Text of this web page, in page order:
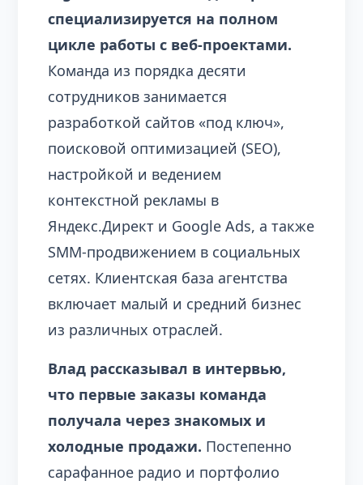
специализируется на полном
цикле работы с веб-проектами.
Команда из порядка десяти
сотрудников занимается
разработкой сайтов «под ключ»,
поисковой оптимизацией (SEO),
настройкой и ведением
контекстной рекламы в
Яндекс.Директ и Google Ads, а также
SMM-продвижением в социальных
сетях. Клиентская база агентства
включает малый и средний бизнес
из различных отраслей.
Влад рассказывал в интервью,
что первые заказы команда
получала через знакомых и
холодные продажи. Постепенно
сарафанное радио и портфолио